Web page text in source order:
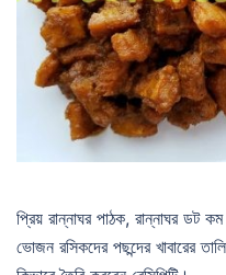
প্রিয় রান্নাঘর পাঠক, রান্নাঘর
ভোজন রসিকদের পছন্দের খাবারের